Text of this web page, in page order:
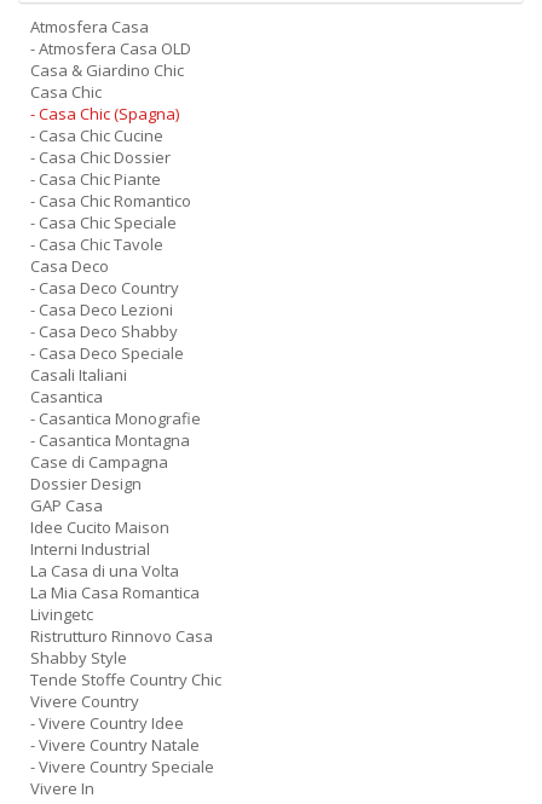
Atmosfera Casa
- Atmosfera Casa OLD
Casa & Giardino Chic
Casa Chic
- Casa Chic (Spagna)
- Casa Chic Cucine
- Casa Chic Dossier
- Casa Chic Piante
- Casa Chic Romantico
- Casa Chic Speciale
- Casa Chic Tavole
Casa Deco
- Casa Deco Country
- Casa Deco Lezioni
- Casa Deco Shabby
- Casa Deco Speciale
Casali Italiani
Casantica
- Casantica Monografie
- Casantica Montagna
Case di Campagna
Dossier Design
GAP Casa
Idee Cucito Maison
Interni Industrial
La Casa di una Volta
La Mia Casa Romantica
Livingetc
Ristrutturo Rinnovo Casa
Shabby Style
Tende Stoffe Country Chic
Vivere Country
- Vivere Country Idee
- Vivere Country Natale
- Vivere Country Speciale
Vivere In